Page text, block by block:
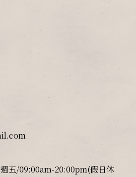
五/09:00am-20:00pm(假日休